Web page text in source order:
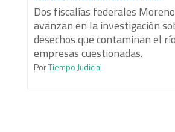
Dos fiscalías federales
avanzan en la investigación
desechos que contaminan el
empresas cuestionadas.
PorTiempo Judicial